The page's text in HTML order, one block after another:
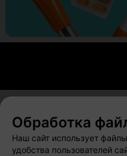
О проекте Новости
Вакансии
Публичный
Обработка
Наш сайт использует
удобства пользователей